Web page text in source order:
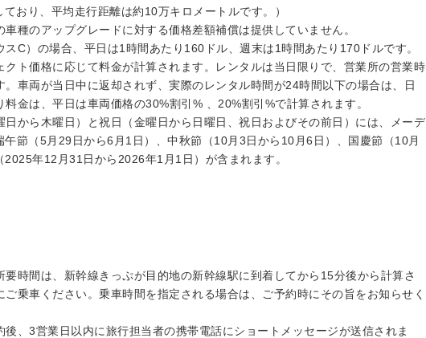
おり、平均走行距離は約10万キロメートルです。）
種のアップグレードに対する価格差額補償は提供していません。
C）の場合、平日は1時間あたり160ドル、週末は1時間あたり170ドルです。
クト価格に応じて料金が計算されます。レンタルは当日限りで、営業所の営業時
。車両が当日中に返却されず、実際のレンタル時間が24時間以下の場合は、日
金は、平日は車両価格の30%割引% 、20%割引%で計算されます。
から木曜日）と祝日（金曜日から日曜日、祝日およびその前日）には、メーデ
節（5月29日から6月1日）、中秋節（10月3日から10月6日）、国慶節（10月
年12月31日から2026年1月1日）が含まれます。
時間は、新幹線きっぷが目的地の新幹線駅に到着してから15分後から計算さ
乗車ください。乗車時間を指定される場合は、ご予約時にその旨をお知らせく
、3営業日以内に旅行担当者の携帯電話にショートメッセージが送信されま